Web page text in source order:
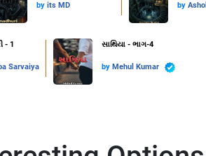
by its MD by
- 1
Sarvaiya
સાથિયા - ભાગ-4
by Mehul Kumar